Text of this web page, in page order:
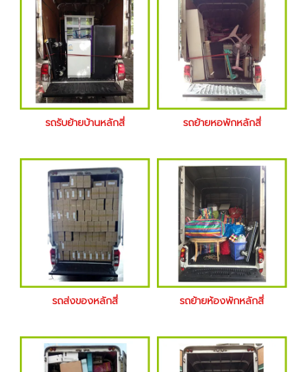
รถรับย้ายบ้านหลักสี่ รถย้ายหอพักหลักสี่
รถส่งของหลักสี่ รถย้ายห้องพักหลักสี่